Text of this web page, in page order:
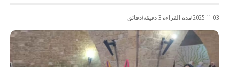
2025-11-03 مدة القراءة 3 دقيقة/دقائق